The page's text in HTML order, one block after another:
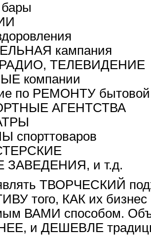
кампания
ТЕЛЕВИДЕНИЕ
компании
по РЕМОНТУ бытовой
АГЕНТСТВА
спорттоваров
ЗАВЕДЕНИЯ, и т.д.
ТВОРЧЕСКИЙ
того, КАК их
ВАМИ способом.
и ДЕШЕВЛЕ